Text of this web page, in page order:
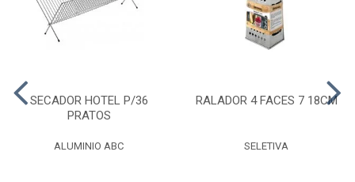
SECADOR HOTEL P/36
PRATOS
ALUMINIO ABC
RALADOR 4 FACES 7 18CM
SELETIVA